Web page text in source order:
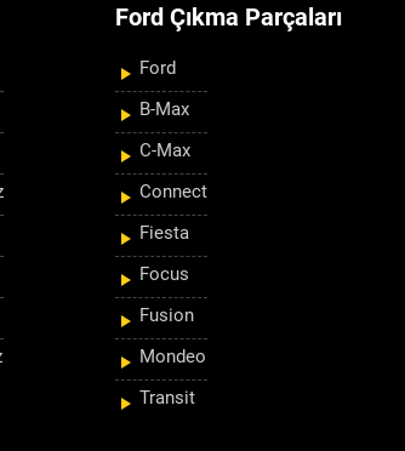
Ford Çıkma Parçaları
Ford
B-Max
C-Max
Connect
Fiesta
Focus
Fusion
Mondeo
Transit